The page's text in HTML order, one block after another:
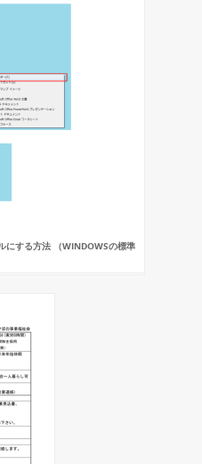
にする方法 （WINDOWSの標準